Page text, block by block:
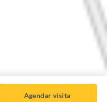
Agendar visita